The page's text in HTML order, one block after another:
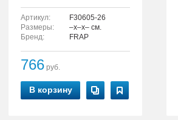
Артикул:
F30605-26
Размеры:
–x–x– см.
Бренд:
FRAP
766 руб.
В корзину